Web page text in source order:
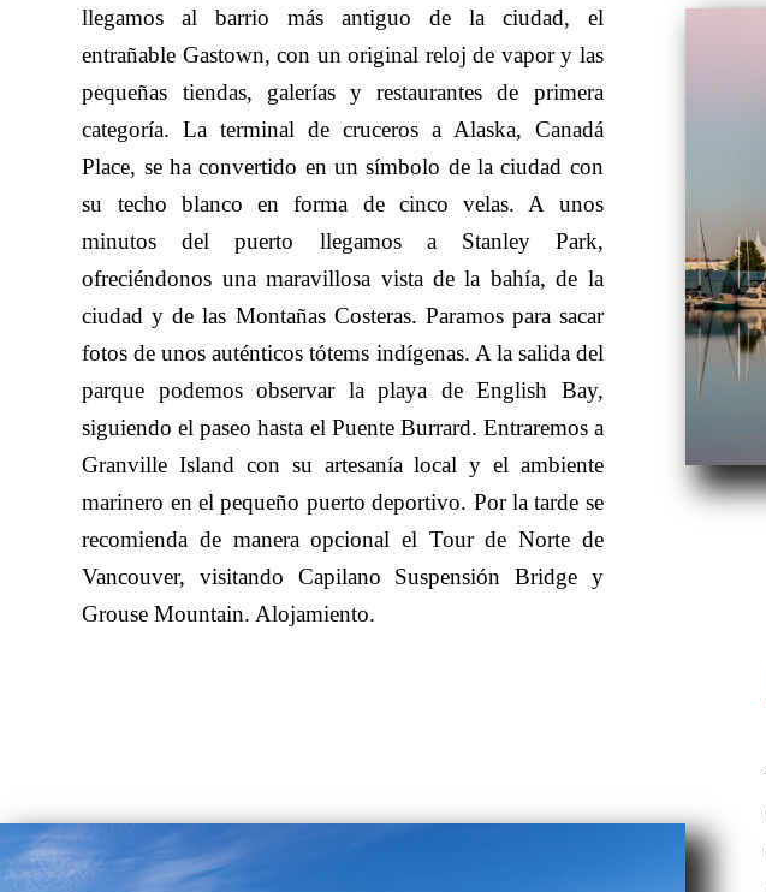
llegamos al barrio más antiguo de la ciudad, el
entrañable Gastown, con un original reloj de vapor y las
pequeñas tiendas, galerías y restaurantes de primera
categoría. La terminal de cruceros a Alaska, Canadá
Place, se ha convertido en un símbolo de la ciudad con
su techo blanco en forma de cinco velas. A unos
minutos del puerto llegamos a Stanley Park,
ofreciéndonos una maravillosa vista de la bahía, de la
ciudad y de las Montañas Costeras. Paramos para sacar
fotos de unos auténticos tótems indígenas. A la salida del
parque podemos observar la playa de English Bay,
siguiendo el paseo hasta el Puente Burrard. Entraremos a
Granville Island con su artesanía local y el ambiente
marinero en el pequeño puerto deportivo. Por la tarde se
recomienda de manera opcional el Tour de Norte de
Vancouver, visitando Capilano Suspensión Bridge y
Grouse Mountain. Alojamiento.